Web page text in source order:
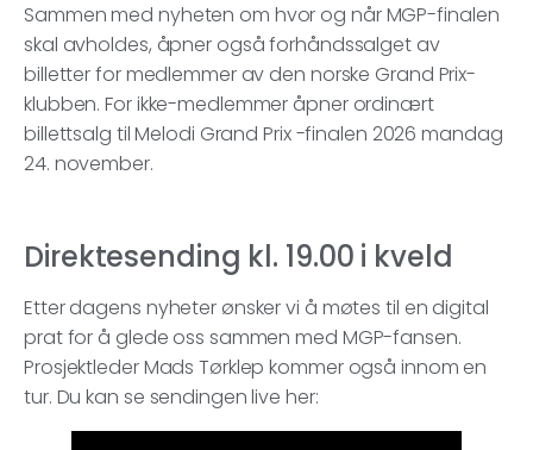
Sammen med nyheten om hvor og når MGP-finalen
skal avholdes, åpner også forhåndssalget av
billetter for medlemmer av den norske Grand Prix-
klubben. For ikke-medlemmer åpner ordinært
billettsalg til Melodi Grand Prix -finalen 2026 mandag
24. november.
Direktesending kl. 19.00 i kveld
Etter dagens nyheter ønsker vi å møtes til en digital
prat for å glede oss sammen med MGP-fansen.
Prosjektleder Mads Tørklep kommer også innom en
tur. Du kan se sendingen live her: